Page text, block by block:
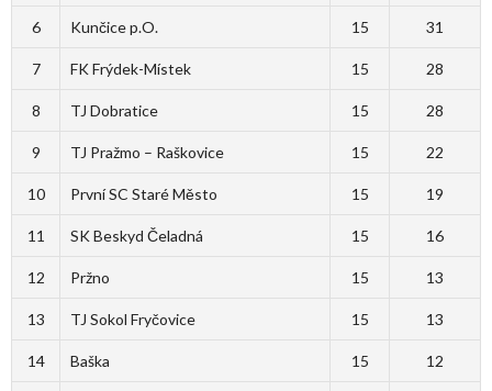
6 Kunčice p.O. 15 31
7 FK Frýdek-Místek 15 28
8 TJ Dobratice 15 28
9 TJ Pražmo – Raškovice 15 22
10 První SC Staré Město 15 19
11 SK Beskyd Čeladná 15 16
12 Pržno 15 13
13 TJ Sokol Fryčovice 15 13
14 Baška 15 12